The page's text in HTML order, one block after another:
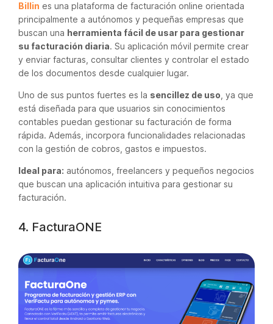
Billin es una plataforma de facturación online orientada
principalmente a autónomos y pequeñas empresas que
buscan una herramienta fácil de usar para gestionar
su facturación diaria. Su aplicación móvil permite crear
y enviar facturas, consultar clientes y controlar el estado
de los documentos desde cualquier lugar.
Uno de sus puntos fuertes es la sencillez de uso , ya que
está diseñada para que usuarios sin conocimientos
contables puedan gestionar su facturación de forma
rápida. Además, incorpora funcionalidades relacionadas
con la gestión de cobros, gastos e impuestos.
Ideal para: autónomos, freelancers y pequeños negocios
que buscan una aplicación intuitiva para gestionar su
facturación.
4. FacturaONE